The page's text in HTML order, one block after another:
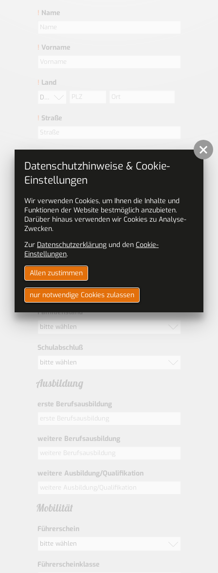
! Name
! Vorname
! Land
Deutschland
! Straße
!Telefonnummer
E-Mail-Adresse
Daten zu Deiner Person
Geburtsdatum
Nationalität
Familienstand
bitte wählen
Schulabschluß
bitte wählen
Ausbildung
erste Berufsausbildung
weitere Berufsausbildung
weitere Ausbildung/Qualifikation
Mobilität
Führerschein
bitte wählen
Führerscheinklasse
Datenschutzhinweise & Cookie-
Einstellungen
Wir verwenden Cookies, um Ihnen die Inhalte und
Funktionen der Website bestmöglich anzubieten.
Darüber hinaus verwenden wir Cookies zu Analyse-
Zwecken.
Zur Datenschutzerklärung und den Cookie-
Einstellungen.
Allen zustimmen
nur notwendige Cookies zulassen